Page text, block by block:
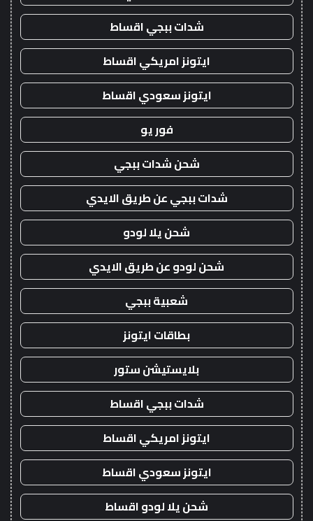
شدات ببجي اقساط
ايتونز امريكي اقساط
ايتونز سعودي اقساط
فور يو
شحن شدات ببجي
شدات ببجي عن طريق الايدي
شحن يلا لودو
شحن لودو عن طريق الايدي
شعبية ببجي
بطاقات ايتونز
بلايستيشن ستور
شدات ببجي اقساط
ايتونز امريكي اقساط
ايتونز سعودي اقساط
شحن يلا لودو اقساط